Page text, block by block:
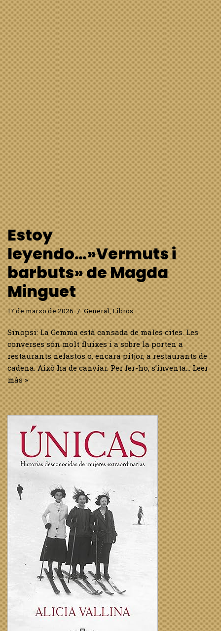
Estoy
leyendo…»Vermuts i
barbuts» de Magda
Minguet
17 de marzo de 2026 General,Libros
Sinopsi: La Gemma està cansada de males cites. Les
converses són molt fluixes i a sobre la porten a
restaurants nefastos o, encara pitjor, a restaurants de
cadena. Això ha de canviar. Per fer-ho, s’inventa…Leer
más »